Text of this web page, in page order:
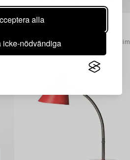
alla
icke-nödvändiga
tim
1724665
Bordspendyl,
Inga bud
5d 7 tim